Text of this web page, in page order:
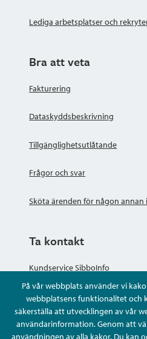
På vår webbplats använder vi
webbplatsens funktionalitet och
säkerställa att utvecklingen av vår
användarinformation. Genom att
användningen av alla kakor. Du kan
Lediga arbetsplatser och
Bra att veta
Fakturering
Dataskyddsbeskrivning
Tillgänglighetsutlåtande
Frågor och svar
Sköta ärenden för någon annan
Ta kontakt
Kundservice SibboInfo
Ge anonym respons
Ställ en fråga eller sköta ditt